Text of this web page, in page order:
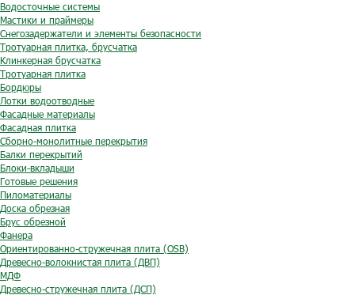
Водосточные системы
Мастики и праймеры
Снегозадержатели и элементы безопасности
Тротуарная плитка, брусчатка
Клинкерная брусчатка
Тротуарная плитка
Бордюры
Лотки водоотводные
Фасадные материалы
Фасадная плитка
Сборно-монолитные перекрытия
Балки перекрытий
Блоки-вкладыши
Готовые решения
Пиломатериалы
Доска обрезная
Брус обрезной
Фанера
Ориентированно-стружечная плита (OSB)
Древесно-волокнистая плита (ДВП)
МДФ
Древесно-стружечная плита (ДСП)